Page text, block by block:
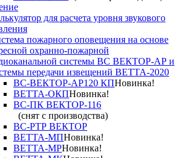
для расчета уровня звукового
пожарного оповещения на основе
охранно-пожарной
системы ВС ВЕКТОР-АР и
передачи извещений ВЕТТА-2020
ВС-ВЕКТОР-АР120 КПНовинка!
ВЕТТА-ОКПНовинка!
ВС-ПК ВЕКТОР-116
(снят с производства)
ВС-РТР ВЕКТОР
ВЕТТА-МПНовинка!
ВЕТТА-МРНовинка!